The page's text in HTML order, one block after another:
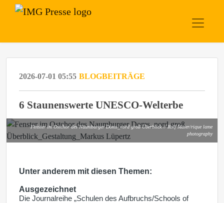
2026-07-01 05:55 BLOGBEITRÄGE
6 Staunenswerte UNESCO-Welterbe
Fenster im Ostchor des Naumburger Doms_nord groß Überblick // Ralf Maier/rique lame
photography
Unter anderem mit diesen Themen:
Ausgezeichnet
Die Journalreihe „Schulen des Aufbruchs/Schools of